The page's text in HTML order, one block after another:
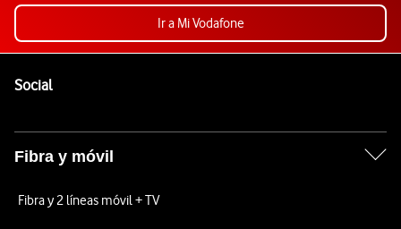
Ir a Mi Vodafone
SocialEnlaces a las redes sociales de Vodafone
Fibra y móvil
Fibra y 2 líneas móvil + TV